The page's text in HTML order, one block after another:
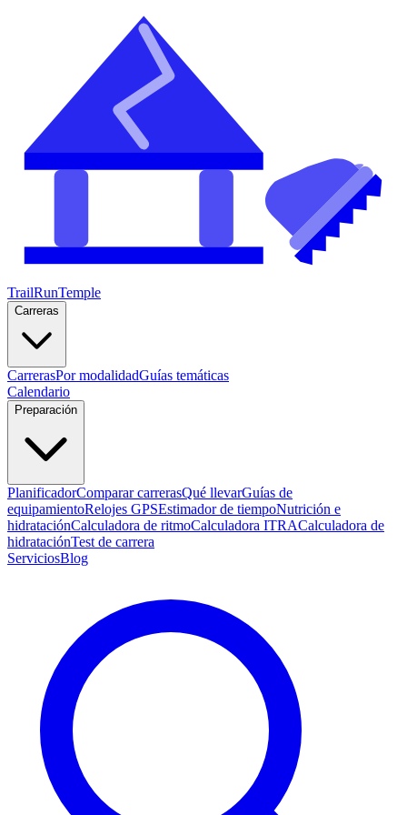
TrailRunTemple
Carreras
CarrerasPor modalidadGuías temáticas
Calendario
Preparación
PlanificadorComparar carrerasQué llevarGuías de
equipamientoRelojes GPSEstimador de tiempoNutrición e
hidrataciónCalculadora de ritmoCalculadora ITRACalculadora de
hidrataciónTest de carrera
ServiciosBlog